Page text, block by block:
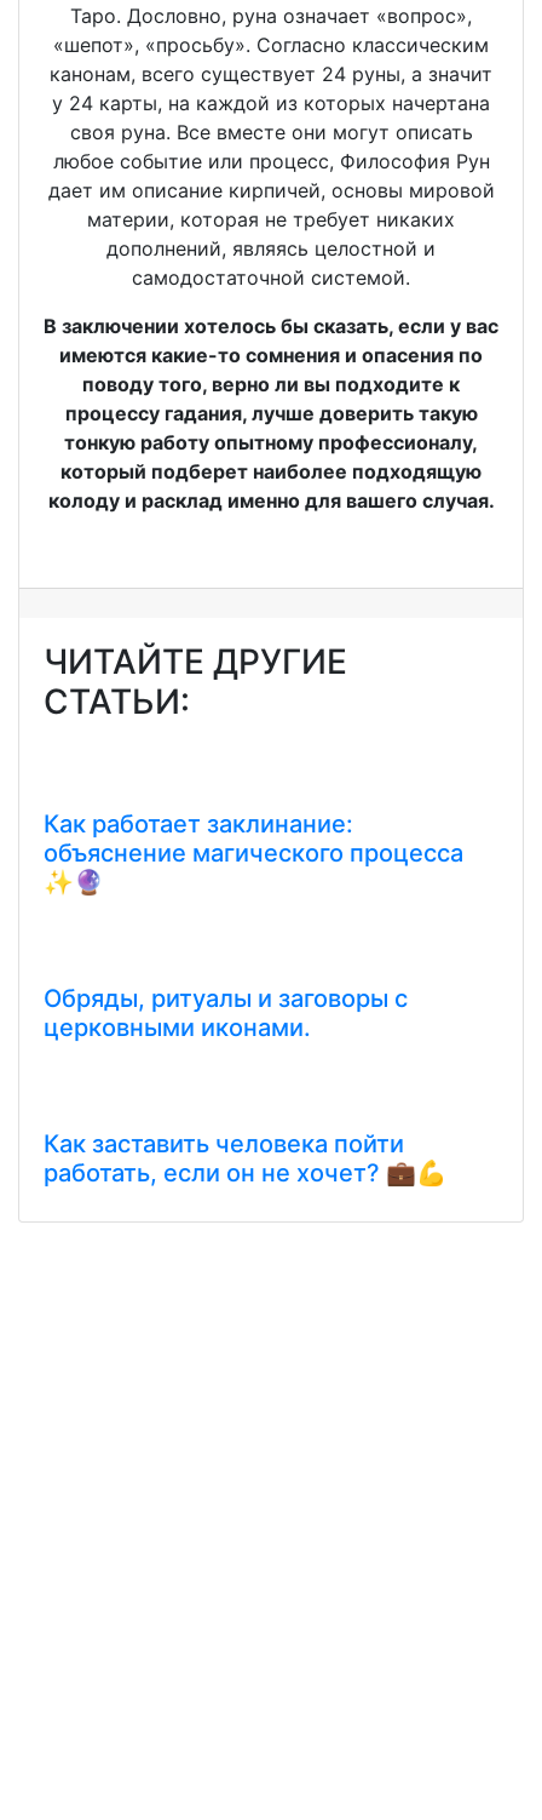
Таро. Дословно, руна означает «вопрос»,
«шепот», «просьбу». Согласно классическим
канонам, всего существует 24 руны, а значит
у 24 карты, на каждой из которых начертана
своя руна. Все вместе они могут описать
любое событие или процесс, Философия Рун
дает им описание кирпичей, основы мировой
материи, которая не требует никаких
дополнений, являясь целостной и
самодостаточной системой.
В заключении хотелось бы сказать, если у вас
имеются какие-то сомнения и опасения по
поводу того, верно ли вы подходите к
процессу гадания, лучше доверить такую
тонкую работу опытному профессионалу,
который подберет наиболее подходящую
колоду и расклад именно для вашего случая.
ЧИТАЙТЕ ДРУГИЕ
СТАТЬИ:
Как работает заклинание:
объяснение магического процесса
✨🔮
Обряды, ритуалы и заговоры с
церковными иконами.
Как заставить человека пойти
работать, если он не хочет? 💼💪